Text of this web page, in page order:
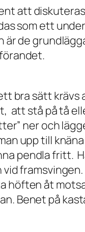
att
som ett
är de
bra sätt
att stå på tå
ner och
upp till
pendla fritt.
höften åt
Benet på